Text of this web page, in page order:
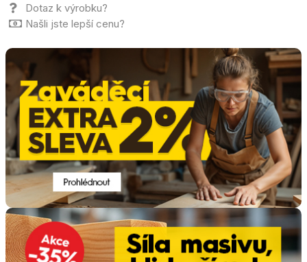
Dotaz k výrobku?
Našli jste lepší cenu?